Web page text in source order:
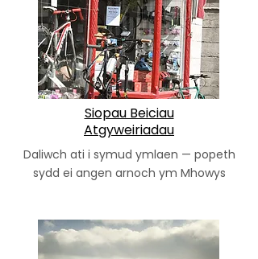
Siopau Beiciau
Atgyweiriadau
Daliwch ati i symud ymlaen — popeth
sydd ei angen arnoch ym Mhowys